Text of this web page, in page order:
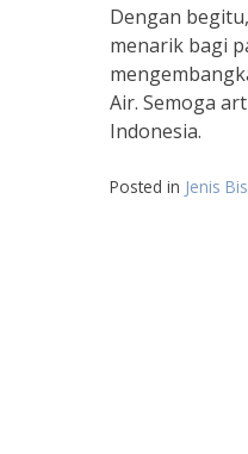
Dengan
menarik bagi
Air. Semoga
Indonesia.
Posted in Jenis